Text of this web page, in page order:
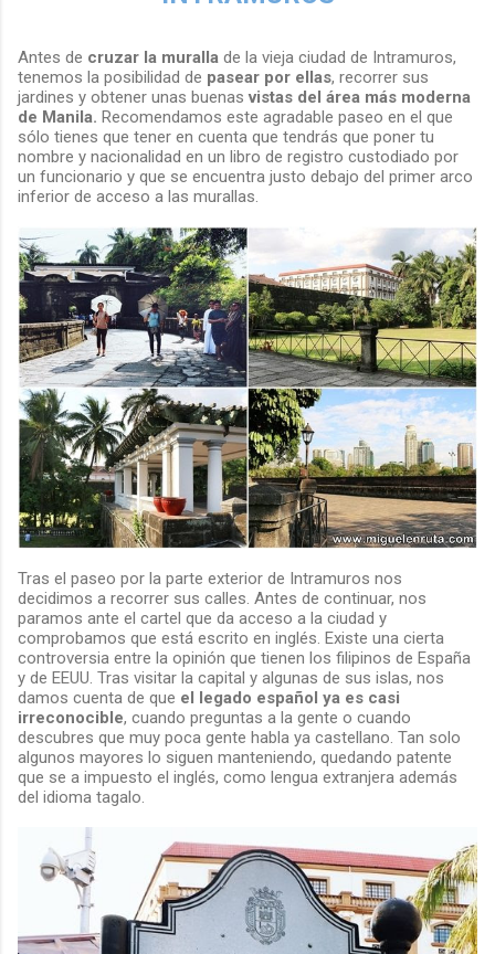
Antes de cruzar la muralla de la vieja ciudad de Intramuros,
tenemos la posibilidad de pasear por ellas, recorrer sus
jardines y obtener unas buenasvistas del área más moderna
de Manila. Recomendamos este agradable paseo en el que
sólo tienes que tener en cuenta que tendrás que poner tu
nombre y nacionalidad en un libro de registro custodiado por
un funcionario y que se encuentra justo debajo del primer arco
inferior de acceso a las murallas.
Tras el paseo por la parte exterior de Intramuros nos
decidimos a recorrer sus calles. Antes de continuar, nos
paramos ante el cartel que da acceso a la ciudad y
comprobamos que está escrito en inglés. Existe una cierta
controversia entre la opinión que tienen los filipinos de España
y de EEUU. Tras visitar la capital y algunas de sus islas, nos
damos cuenta de que el legado español ya es casi
irreconocible, cuando preguntas a la gente o cuando
descubres que muy poca gente habla ya castellano. Tan solo
algunos mayores lo siguen manteniendo, quedando patente
que se a impuesto el inglés, como lengua extranjera además
del idioma tagalo.